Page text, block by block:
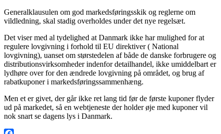
Generalklausulen om god markedsføringsskik og reglerne om
vildledning, skal stadig overholdes under det nye regelsæt.
Det viser med al tydelighed at Danmark ikke har mulighed for at
regulere lovgivning i forhold til EU direktiver ( National
lovgivning), uanset om størstedelen af både de danske forbrugere og
distributionsvirksomheder indenfor detailhandel, ikke umiddelbart er
lydhøre over for den ændrede lovgivning på området, og brug af
rabatkuponer i markedsføringssammenhæng.
Men et er givet, der går ikke ret lang tid før de første kuponer flyder
ud på markedet, så en webtjeneste der holder øje med kuponer vil
nok snart se dagens lys i Danmark.